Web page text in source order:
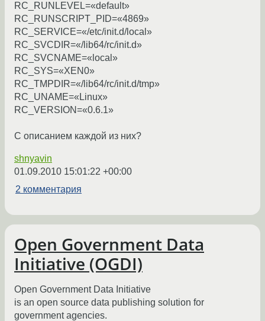
RC_RUNLEVEL=«default»
RC_RUNSCRIPT_PID=«4869»
RC_SERVICE=«/etc/init.d/local»
RC_SVCDIR=«/lib64/rc/init.d»
RC_SVCNAME=«local»
RC_SYS=«XEN0»
RC_TMPDIR=«/lib64/rc/init.d/tmp»
RC_UNAME=«Linux»
RC_VERSION=«0.6.1»
С описанием каждой из них?
shnyavin
01.09.2010 15:01:22 +00:00
2 комментария
Open Government Data
Initiative (OGDI)
Open Government Data Initiative
is an open source data publishing solution for
government agencies.